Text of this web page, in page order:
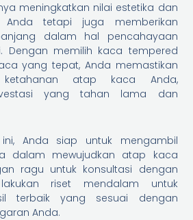
meningkatkan nilai estetika dan
Anda tetapi juga memberikan
dalam hal pencahayaan
Dengan memilih kaca tempered
yang tepat, Anda memastikan
atap kaca Anda,
yang tahan lama dan
Anda siap untuk mengambil
dalam mewujudkan atap kaca
ragu untuk konsultasi dengan
riset mendalam untuk
terbaik yang sesuai dengan
Anda.